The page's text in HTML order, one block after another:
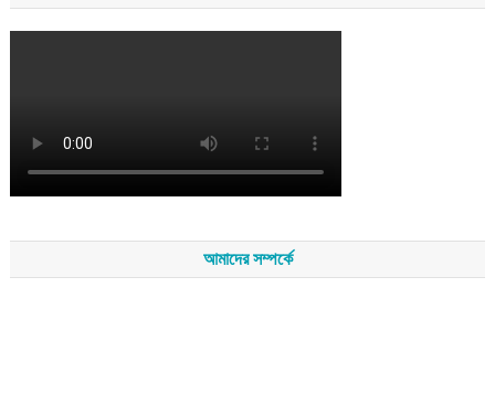
আমাদের সম্পর্কে